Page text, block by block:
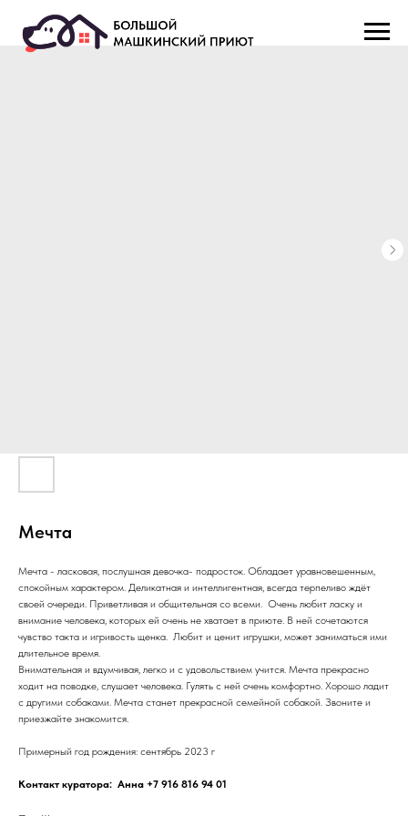
Мечта
Мечта - ласковая, послушная девочка- подросток. Обладает уравновешенным,
спокойным характером. Деликатная и интеллигентная, всегда терпеливо ждёт
своей очереди. Приветливая и общительная со всеми. Очень любит ласку и
внимание человека, которых ей очень не хватает в приюте. В ней сочетаются
чувство такта и игривость щенка. Любит и ценит игрушки, может заниматься ими
длительное время.
Внимательная и вдумчивая, легко и с удовольствием учится. Мечта прекрасно
ходит на поводке, слушает человека. Гулять с ней очень комфортно. Хорошо ладит
с другими собаками. Мечта станет прекрасной семейной собакой. Звоните и
приезжайте знакомится.
Примерный год рождения: сентябрь 2023 г
Контакт куратора: Анна +7 916 816 94 01